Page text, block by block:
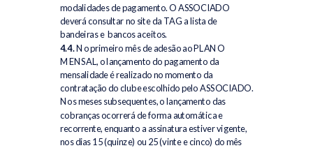
modalidades de pagamento. O ASSOCIADO
deverá consultar no site da TAG a lista de
bandeiras e bancos aceitos.
4.4.No primeiro mês de adesão ao PLANO
MENSAL, o lançamento do pagamento da
mensalidade é realizado no momento da
contratação do clube escolhido pelo ASSOCIADO.
Nos meses subsequentes, o lançamento das
cobranças ocorrerá de forma automática e
recorrente, enquanto a assinatura estiver vigente,
nos dias 15 (quinze) ou 25 (vinte e cinco) do mês